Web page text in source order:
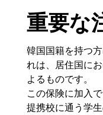
重要な
韓国国籍を持つ
れは、居住国に
よるものです。
この保険に加入
提携校に通う学生